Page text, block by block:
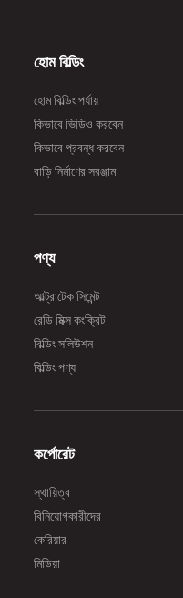
হোম বিল্ডিং
হোম বিল্ডিং পর্যায়
কিভাবে ভিডিও করবেন
কিভাবে প্রবন্ধ করবেন
বাড়ি নির্মাণের সরঞ্জাম
পণ্য
আল্ট্রাটেক সিমেন্ট
রেডি মিক্স কংক্রিট
বিল্ডিং সলিউশন
বিল্ডিং পণ্য
কর্পোরেট
স্থায়িত্ব
বিনিয়োগকারীদের
কেরিয়ার
মিডিয়া